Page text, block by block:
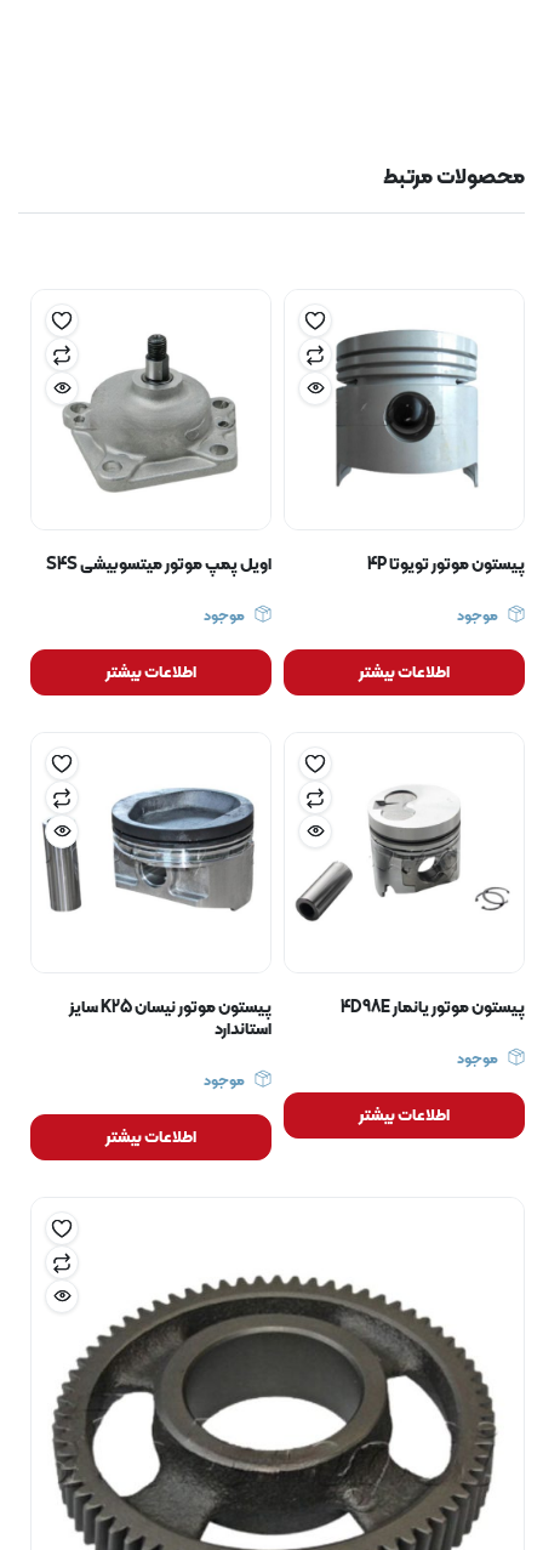
محصولات مرتبط
پیستون موتور تویوتا 4P
موجود
اطلاعات بیشتر
اویل پمپ موتور میتسوبیشی S4S
موجود
اطلاعات بیشتر
پیستون موتور یانمار 4D98E
موجود
اطلاعات بیشتر
پیستون موتور نیسان K25 سایز
استاندارد
موجود
اطلاعات بیشتر